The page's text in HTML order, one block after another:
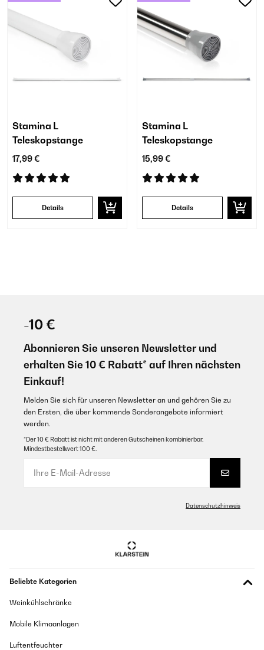
Stamina L
Teleskopstange
17,99 €
Details
Stamina L
Teleskopstange
15,99 €
Details
-10 €
Abonnieren Sie unseren Newsletter und
erhalten Sie 10 € Rabatt* auf Ihren nächsten
Einkauf!
Melden Sie sich für unseren Newsletter an und gehören Sie zu
den Ersten, die über kommende Sonderangebote informiert
werden.
*Der 10 € Rabatt ist nicht mit anderen Gutscheinen kombinierbar.
Mindestbestellwert 100 €.
Datenschutzhinweis
Beliebte Kategorien
Weinkühlschränke
Mobile Klimaanlagen
Luftentfeuchter